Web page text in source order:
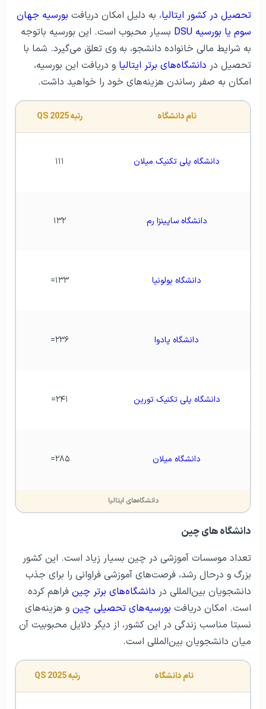
تحصیل در کشور ایتالیا، به دلیل امکان دریافت بورسیه جهان
سوم یا بورسیه DSU
بسیار محبوب است. این بورسیه باتوجه
به شرایط مالی خانواده دانشجو، به وی تعلق می‌گیرد. شما با
تحصیل در دانشگاه‌های برتر ایتالیا و دریافت این بورسیه،
امکان به صفر رساندن هزینه‌های خود را خواهید داشت.
نام دانشگاه رتبه QS 2025
دانشگاه پلی تکنیک میلان ۱۱۱
دانشگاه ساپینزا رم ۱۳۲
دانشگاه بولونیا ۱۳۳=
دانشگاه پادوا ۲۳۶=
دانشگاه پلی تکنیک تورین ۲۴۱=
دانشگاه میلان ۲۸۵=
دانشگاه‌های ایتالیا
دانشگاه های چین
تعداد موسسات آموزشی در چین بسیار زیاد است. این کشور
بزرگ و درحال رشد، فرصت‌های آموزشی فراوانی را برای جذب
دانشجویان بین‌المللی در دانشگاه‌های برتر چین فراهم کرده
است. امکان دریافت بورسیه‌های تحصیلی چین و هزینه‌های
نسبتا مناسب زندگی در این کشور، از دیگر دلایل محبوبیت آن
میان دانشجویان بین‌المللی است.
نام دانشگاه رتبه QS 2025